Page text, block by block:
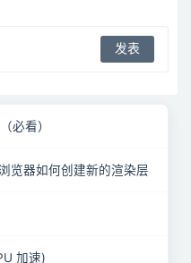
必看）
览器如何创建新的渲染层
加速)